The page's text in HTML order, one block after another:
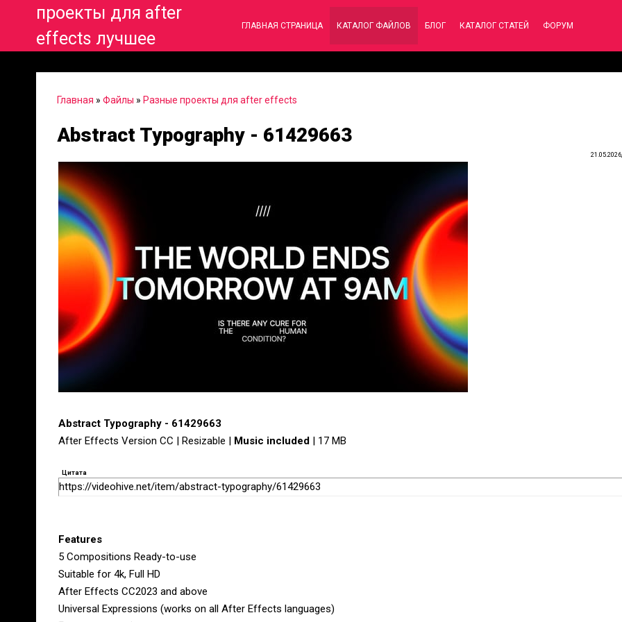
проекты для after
effects лучшее
ГЛАВНАЯ СТРАНИЦА КАТАЛОГ ФАЙЛОВ БЛОГ КАТАЛОГ СТАТЕЙ ФОРУМ
Главная » Файлы » Разные проекты для after effects
Abstract Typography - 61429663
Abstract Typography - 61429663
After Effects Version CC | Resizable | Music included | 17 MB
Цитата
https://videohive.net/item/abstract-typography/61429663
Features
5 Compositions Ready-to-use
Suitable for 4k, Full HD
After Effects CC2023 and above
Universal Expressions (works on all After Effects languages)